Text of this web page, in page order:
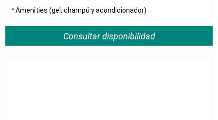
Amenities (gel, champú y acondicionador)
Consultar disponibilidad